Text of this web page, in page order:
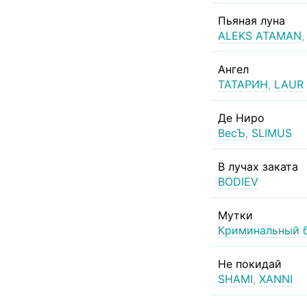
Пьяная луна
ALEKS ATAMAN,
Ангел
ТАТАРИН, LAUR
Де Ниро
ВесЪ, SLIMUS
В лучах заката
BODIEV
Мутки
Криминальный
Не покидай
SHAMI, XANNI